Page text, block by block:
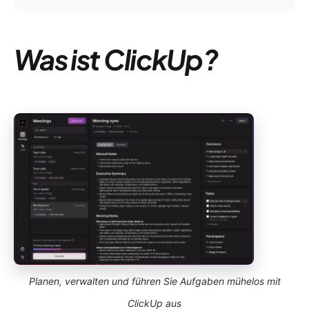
Was ist ClickUp?
Planen, verwalten und führen Sie Aufgaben mühelos mit
ClickUp aus